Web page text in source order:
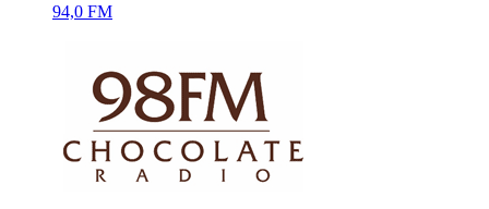
94,0 FM